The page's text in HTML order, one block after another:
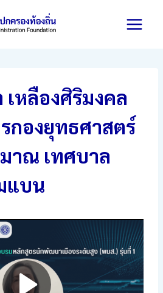
หลืองศิริมงคล
กองยุทธศาสตร์
าณ เทศบาล
แบน